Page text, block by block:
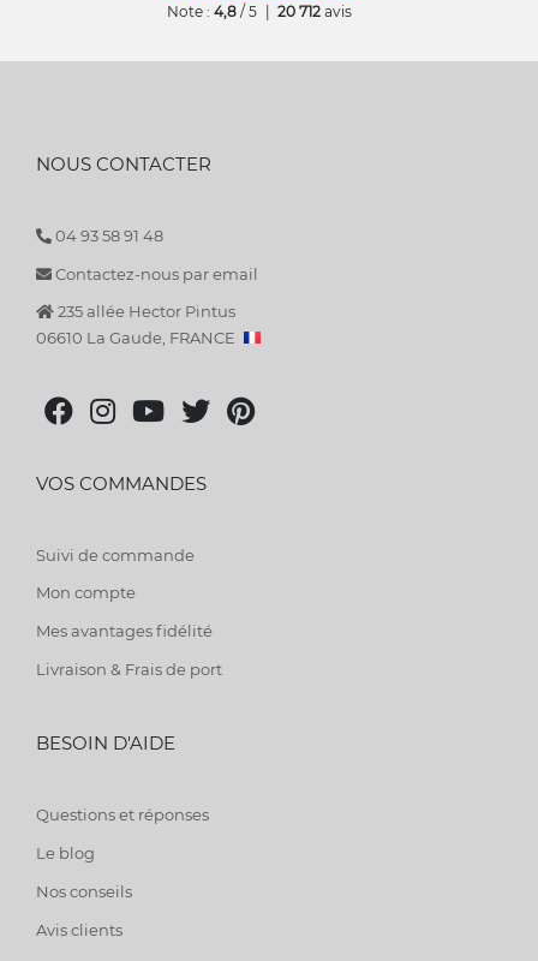
Note : 4,8 / 5 20 712 avis
NOUS CONTACTER
04 93 58 91 48
Contactez-nous par email
235 allée Hector Pintus
06610 La Gaude, FRANCE
VOS COMMANDES
Suivi de commande
Mon compte
Mes avantages fidélité
Livraison & Frais de port
BESOIN D'AIDE
Questions et réponses
Le blog
Nos conseils
Avis clients